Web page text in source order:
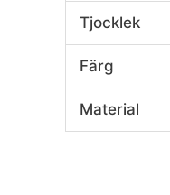
Tjocklek
Färg
Material